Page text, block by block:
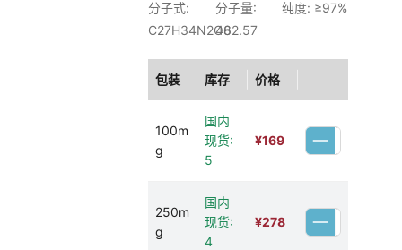
分子式:
C27H34N2O6
分子量:
482.57
纯度: ≥97%
包装 库存 价格
100m
g
国内
现货:
5
¥169
250m
g
国内
现货:
4
¥278